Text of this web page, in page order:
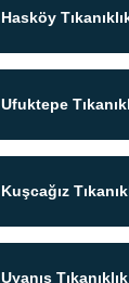
Hasköy
Ufuktepe
Kuşcağız
Uyanış Tıkanıklık